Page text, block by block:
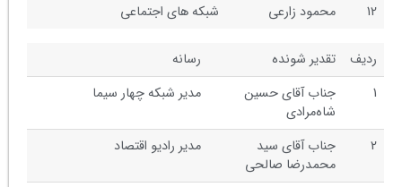
12
محمود زارعی شبکه های اجتماعی
ردیف تقدیر شونده
رسانه
1
جناب آقای حسین
شاه‌مرادی
مدیر شبکه چهار سیما
2
جناب آقای سید
محمدرضا صالحی
مدیر رادیو اقتصاد